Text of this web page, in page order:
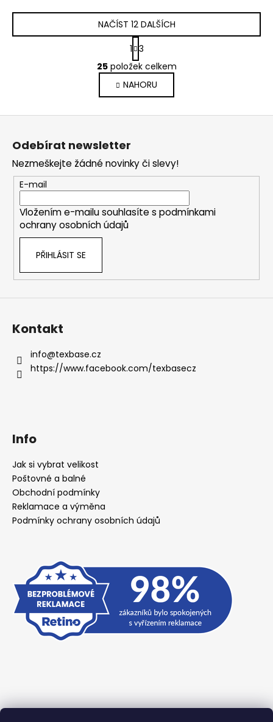
O
v
l
á
d
p
r
v
k
y
u
NAČÍST 12 DALŠÍCH
S
t
r
á
n
k
1 3
25položek celkem
NAHORU
Z
Odebírat newsletter
Nezmeškejte žádné novinky či slevy!
E-mail
Vložením e-mailu souhlasíte s podmínkami
ochrany osobních údajů
PŘIHLÁSIT SE
Kontakt
info@texbase.cz
https://www.facebook.com/texbasecz
Info
Jak si vybrat velikost
Poštovné a balné
Obchodní podmínky
Reklamace a výměna
Podmínky ochrany osobních údajů